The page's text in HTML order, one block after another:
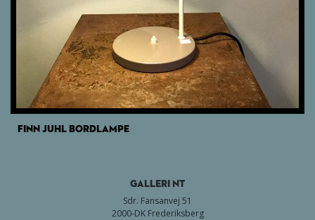
FINN JUHL BORDLAMPE
GALLERI NT
Sdr. Fansanvej 51
2000-DK Frederiksberg